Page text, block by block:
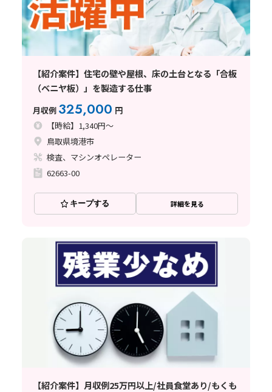
【紹介案件】住宅の壁や屋根、床の土台となる「合板
（ベニヤ板）」を製造する仕事
月収例 325,000 円
【時給】1,340円～
鳥取県境港市
検査、マシンオペレーター
62663-00
キープする 詳細を見る
【紹介案件】月収例25万円以上/社員食堂あり/もくも